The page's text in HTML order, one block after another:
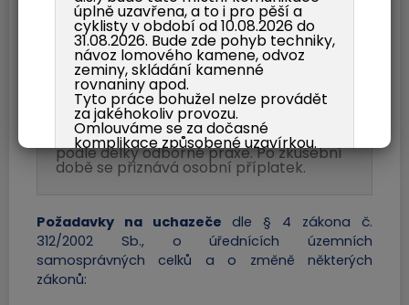
termínu
22.04.2026 | Obecní úřad
Odborný referent Pracovní poměr na
dobu neurčitou, se zkušební dobou.
Nástupní plat v 10. platové třídě, stupeň
podle délky odborné praxe. Po zkušební
době se přiznává osobní příplatek.
Požadavky na uchazeče dle § 4 zákona č.
312/2002 Sb., o úřednících územních
samosprávných celků a o změně některých
zákonů:
úplně uzavřena, a to i pro pěší a
cyklisty v období od 10.08.2026 do
31.08.2026. Bude zde pohyb techniky,
návoz lomového kamene, odvoz
zeminy, skládání kamenné
rovnaniny apod.
Tyto práce bohužel nelze provádět
za jakéhokoliv provozu.
Omlouváme se za dočasné
komplikace způsobené uzavírkou.
Obec Česká Ves
Ke stažení